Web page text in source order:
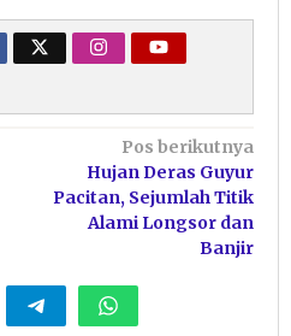
Pos berikutnya
Hujan Deras Guyur
Pacitan, Sejumlah Titik
Alami Longsor dan
Banjir